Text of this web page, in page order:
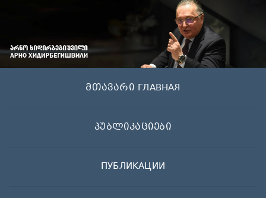
მთავარი ГЛАВНАЯ
პუბლიკაციები
ПУБЛИКАЦИИ